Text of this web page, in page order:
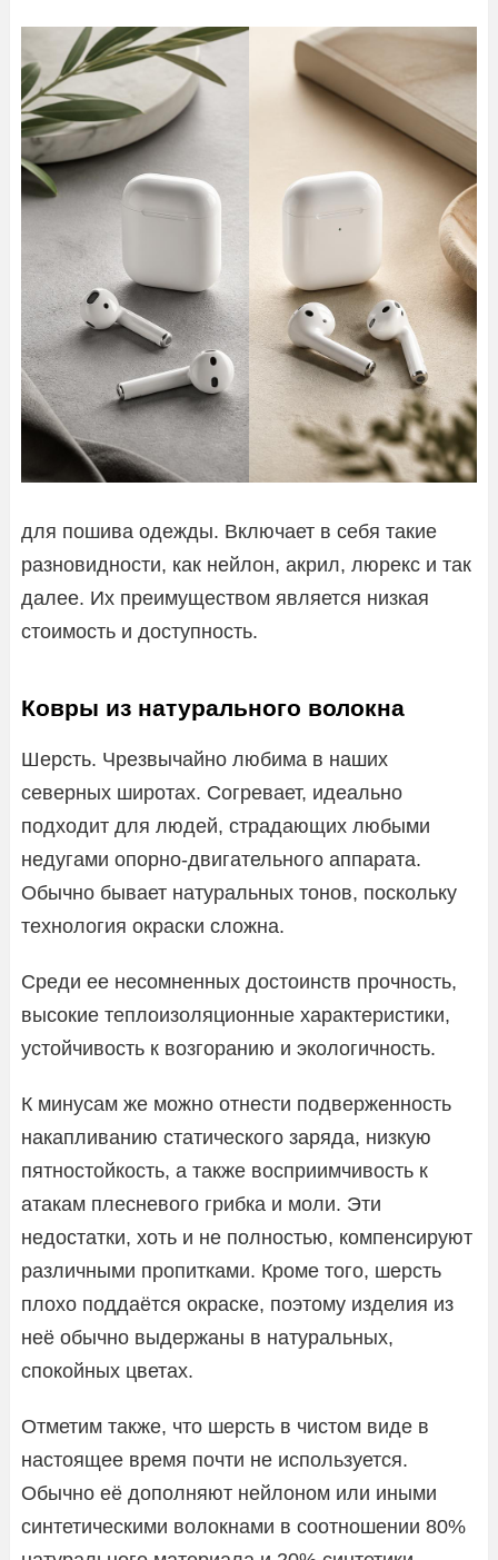
для пошива одежды. Включает в себя такие
разновидности, как нейлон, акрил, люрекс и так
далее. Их преимуществом является низкая
стоимость и доступность.
Ковры из натурального волокна
Шерсть. Чрезвычайно любима в наших
северных широтах. Согревает, идеально
подходит для людей, страдающих любыми
недугами опорно-двигательного аппарата.
Обычно бывает натуральных тонов, поскольку
технология окраски сложна.
Среди ее несомненных достоинств прочность,
высокие теплоизоляционные характеристики,
устойчивость к возгоранию и экологичность.
К минусам же можно отнести подверженность
накапливанию статического заряда, низкую
пятностойкость, а также восприимчивость к
атакам плесневого грибка и моли. Эти
недостатки, хоть и не полностью, компенсируют
различными пропитками. Кроме того, шерсть
плохо поддаётся окраске, поэтому изделия из
неё обычно выдержаны в натуральных,
спокойных цветах.
Отметим также, что шерсть в чистом виде в
настоящее время почти не используется.
Обычно её дополняют нейлоном или иными
синтетическими волокнами в соотношении 80%